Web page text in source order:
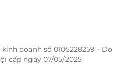
doanh số 0105228259 - Do
cấp ngày 07/05/2025